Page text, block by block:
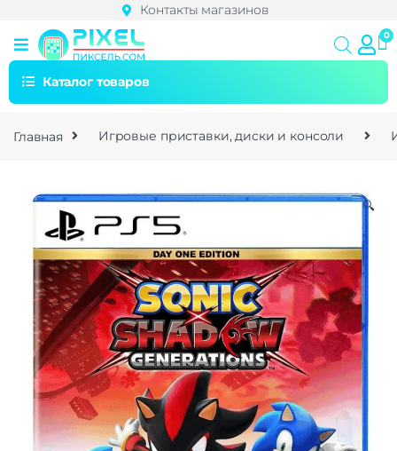
Контакты магазинов
Каталог товаров
Главная Игровые приставки, диски и консоли
🔍